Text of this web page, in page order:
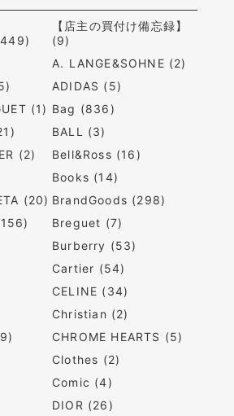
【店主の買付け備忘録】
(9)
A. LANGE&SOHNE (2)
ADIDAS (5)
(1) Bag (836)
BALL (3)
(2)
Bell&Ross (16)
Books (14)
(20) BrandGoods (298)
Breguet (7)
Burberry (53)
Cartier (54)
CELINE (34)
Christian (2)
CHROME HEARTS (5)
Clothes (2)
Comic (4)
DIOR (26)